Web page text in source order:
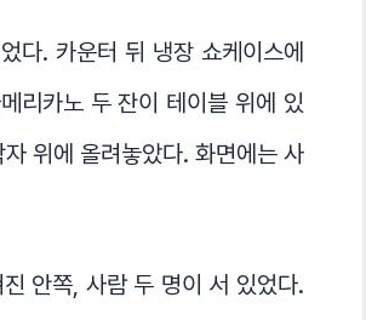
다. 카운터 뒤 냉장 쇼케이스에
리카노 두 잔이 테이블 위에 있
위에 올려놓았다. 화면에는 사
안쪽, 사람 두 명이 서 있었다.